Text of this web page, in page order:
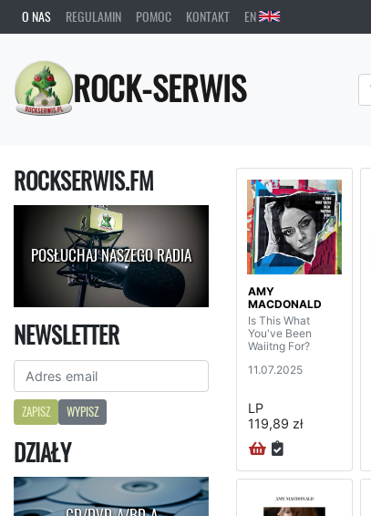
O NAS REGULAMIN POMOC KONTAKT EN
ROCK-SERWIS
ROCKSERWIS.FM
POSŁUCHAJ NASZEGO RADIA
NEWSLETTER
ZAPISZ WYPISZ
DZIAŁY
AMY
MACDONALD
Is This What
You've Been
Waiitng For?
11.07.2025
LP
119,89 zł